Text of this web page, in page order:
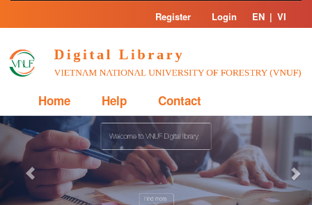
Skip
Register Login EN | VI
Home Help Contact
Previous